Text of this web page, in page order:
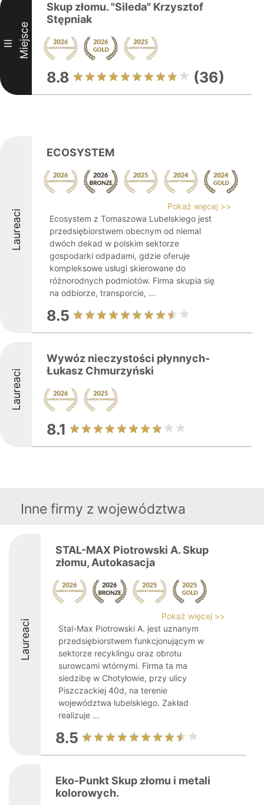
III Miejsce
Skup złomu. "Sileda" Krzysztof
Stępniak
8.8 (36)
Laureaci
ECOSYSTEM
Pokaż więcej >>
Ecosystem z Tomaszowa Lubelskiego jest
przedsiębiorstwem obecnym od niemal
dwóch dekad w polskim sektorze
gospodarki odpadami, gdzie oferuje
kompleksowe usługi skierowane do
różnorodnych podmiotów. Firma skupia się
na odbiorze, transporcie, ...
8.5
Laureaci
Wywóz nieczystości płynnych-
Łukasz Chmurzyński
8.1
Inne firmy z województwa
Laureaci
STAL-MAX Piotrowski A. Skup
złomu, Autokasacja
Pokaż więcej >>
Stal-Max Piotrowski A. jest uznanym
przedsiębiorstwem funkcjonującym w
sektorze recyklingu oraz obrotu
surowcami wtórnymi. Firma ta ma
siedzibę w Chotyłowie, przy ulicy
Piszczackiej 40d, na terenie
województwa lubelskiego. Zakład
realizuje ...
8.5
Eko-Punkt Skup złomu i metali
kolorowych.